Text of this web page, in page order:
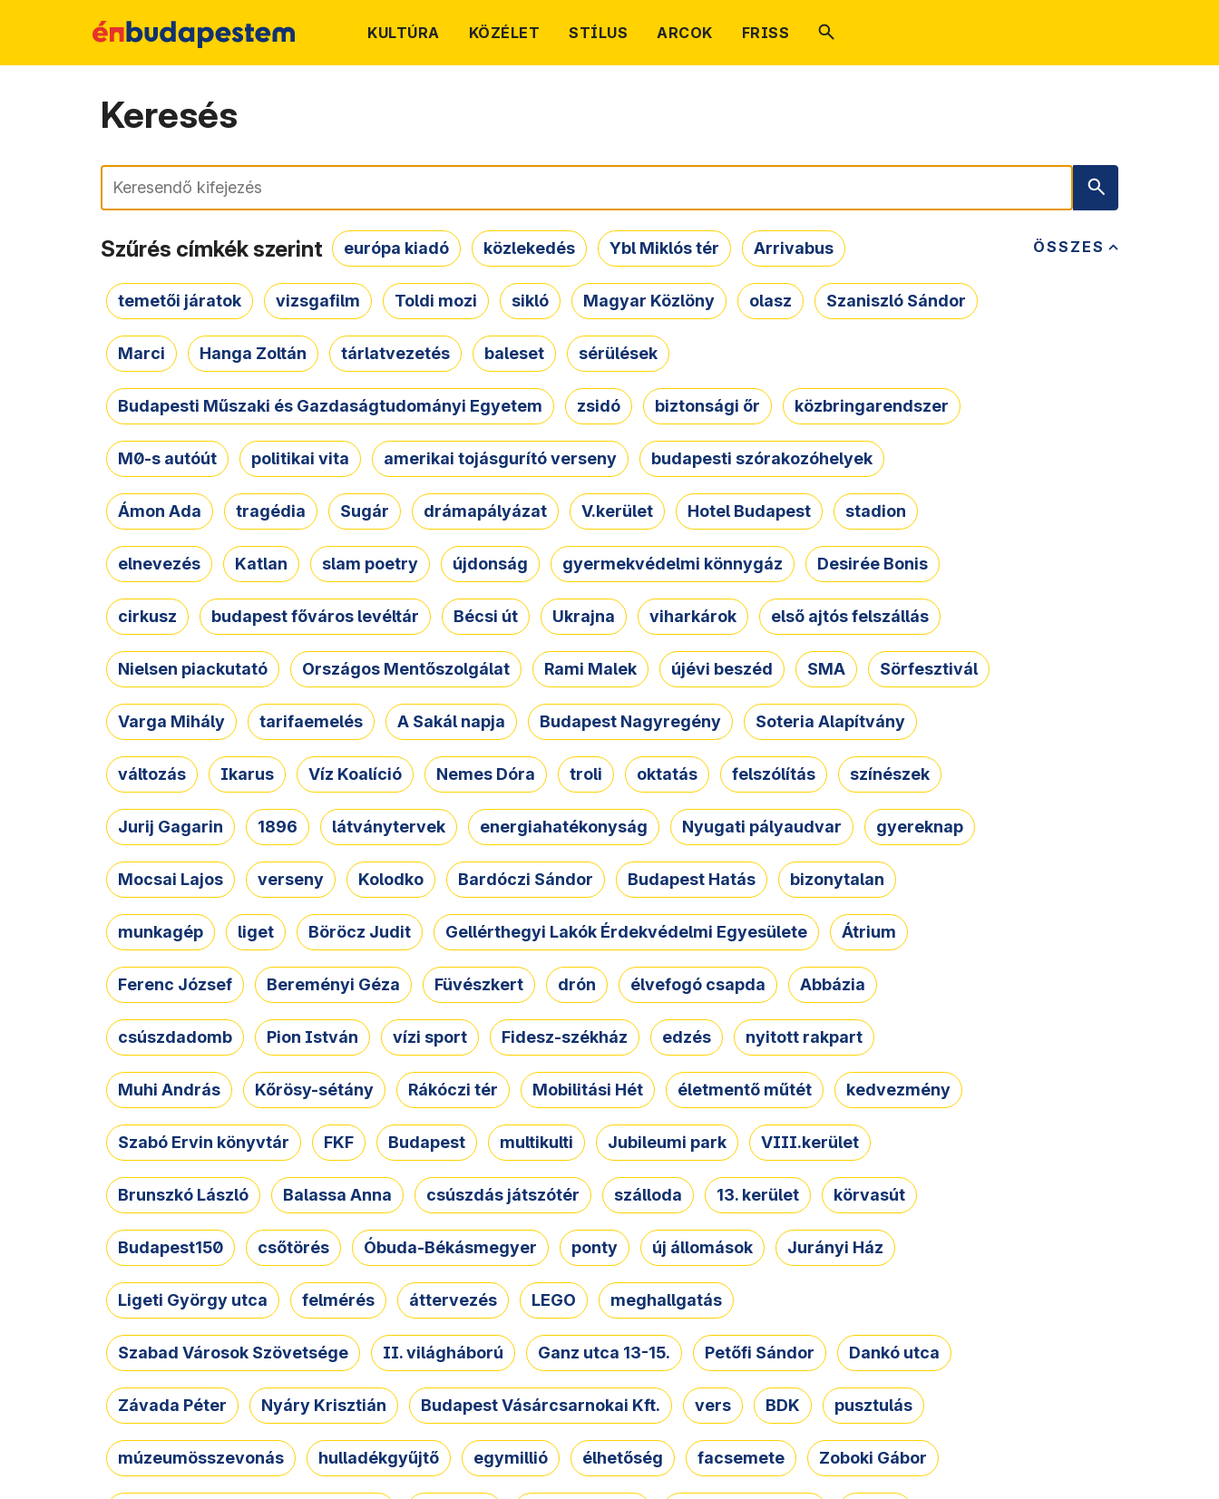
KULTÚRA KÖZÉLET STÍLUS ARCOK FRISS
Keresés
Keresés
ÖSSZES
Szűrés címkék szerint európa kiadó közlekedés Ybl Miklós tér Arrivabus
temetői járatok vizsgafilm Toldi mozi sikló Magyar Közlöny olasz Szaniszló Sándor
Marci Hanga Zoltán tárlatvezetés baleset sérülések
Budapesti Műszaki és Gazdaságtudományi Egyetem zsidó biztonsági őr közbringarendszer
M0-s autóút politikai vita amerikai tojásgurító verseny budapesti szórakozóhelyek
Ámon Ada tragédia Sugár drámapályázat V.kerület Hotel Budapest stadion
elnevezés Katlan slam poetry újdonság gyermekvédelmi könnygáz Desirée Bonis
cirkusz budapest főváros levéltár Bécsi út Ukrajna viharkárok első ajtós felszállás
Nielsen piackutató Országos Mentőszolgálat Rami Malek újévi beszéd SMA Sörfesztivál
Varga Mihály tarifaemelés A Sakál napja Budapest Nagyregény Soteria Alapítvány
változás Ikarus Víz Koalíció Nemes Dóra troli oktatás felszólítás színészek
Jurij Gagarin 1896 látványtervek energiahatékonyság Nyugati pályaudvar gyereknap
Mocsai Lajos verseny Kolodko Bardóczi Sándor Budapest Hatás bizonytalan
munkagép liget Böröcz Judit Gellérthegyi Lakók Érdekvédelmi Egyesülete Átrium
Ferenc József Bereményi Géza Füvészkert drón élvefogó csapda Abbázia
csúszdadomb Pion István vízi sport Fidesz-székház edzés nyitott rakpart
Muhi András Kőrösy-sétány Rákóczi tér Mobilitási Hét életmentő műtét kedvezmény
Szabó Ervin könyvtár FKF Budapest multikulti Jubileumi park VIII.kerület
Brunszkó László Balassa Anna csúszdás játszótér szálloda 13. kerület körvasút
Budapest150 csőtörés Óbuda-Békásmegyer ponty új állomások Jurányi Ház
Ligeti György utca felmérés áttervezés LEGO meghallgatás
Szabad Városok Szövetsége II. világháború Ganz utca 13-15. Petőfi Sándor Dankó utca
Závada Péter Nyáry Krisztián Budapest Vásárcsarnokai Kft. vers BDK pusztulás
múzeumösszevonás hulladékgyűjtő egymillió élhetőség facsemete Zoboki Gábor